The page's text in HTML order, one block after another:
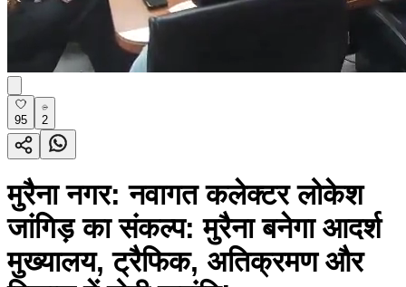
95 2
मुरैना नगर: नवागत कलेक्टर लोकेश
जांगिड़ का संकल्प: मुरैना बनेगा आदर्श
मुख्यालय, ट्रैफिक, अतिक्रमण और